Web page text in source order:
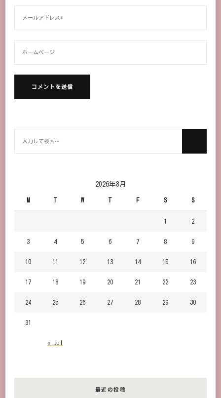
2026年8月
M T W T F S S
« Jul
1 2
3 4 5 6 7 8 9
10 11 12 13 14 15 16
17 18 19 20 21 22 23
24 25 26 27 28 29 30
31
最近の投稿